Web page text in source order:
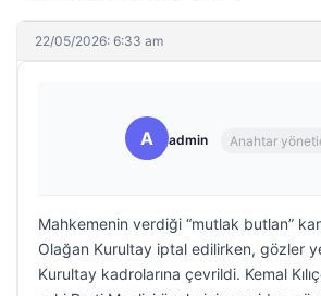
22/05/2026: 6:33 am
A admin Anahtar
Mahkemenin verdiği “mutlak butlan”
Olağan Kurultay iptal edilirken, gözler
Kurultay kadrolarına çevrildi. Kemal